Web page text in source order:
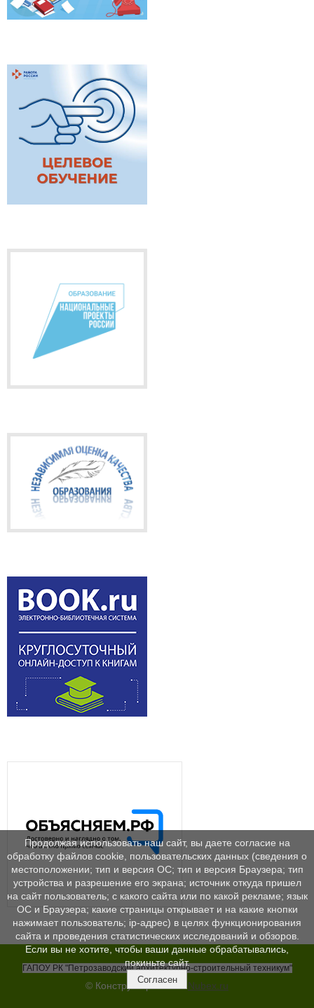
ГАПОУ РК "Петрозаводский архитектурно-строительный техникум"
© Конструктор сайтов Nubex.ru
Продолжая использовать наш сайт, вы даете согласие на
обработку файлов cookie, пользовательских данных (сведения о
местоположении; тип и версия ОС; тип и версия Браузера; тип
устройства и разрешение его экрана; источник откуда пришел
на сайт пользователь; с какого сайта или по какой рекламе; язык
ОС и Браузера; какие страницы открывает и на какие кнопки
нажимает пользователь; ip-адрес) в целях функционирования
сайта и проведения статистических исследований и обзоров.
Если вы не хотите, чтобы ваши данные обрабатывались,
покиньте сайт.
Согласен